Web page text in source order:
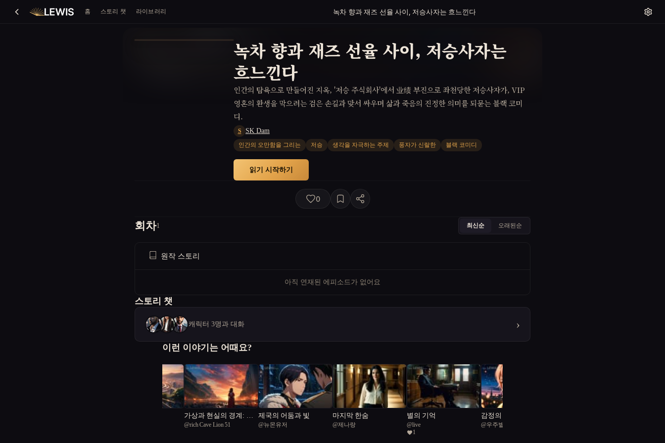
홈 스토리 챗 라이브러리 녹차 향과 재즈 선율 사이, 저승사자는 흐느낀다
녹차 향과 재즈 선율 사이, 저승사자는
흐느낀다
인간의 탐욕으로 만들어진 지옥, '저승 주식회사'에서 业绩 부진으로 좌천당한 저승사자가, VIP
영혼의 환생을 막으려는 검은 손길과 맞서 싸우며 삶과 죽음의 진정한 의미를 되묻는 블랙 코미
디.
S SK Dam
인간의 오만함을 그리는 저승 생각을 자극하는 주제 풍자가 신랄한 블랙 코미디
읽기 시작하기
0
회차1 최신순 오래된순
원작 스토리
아직 연재된 에피소드가 없어요
스토리 챗
캐릭터 3명과 대화 ›
이런 이야기는 어때요?
가상과 현실의 경계: 우
주 재난과 인간성의 진실
@rich Cave Lion 51
제국의 어둠과 빛
@뉴몬유저
마지막 한숨
@제나랑
별의 기억
@live
1
감정의 온도: 인간 보호
구역
@우주별행성